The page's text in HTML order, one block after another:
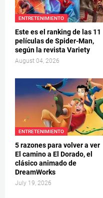
ENTRETENIMIENTO
Este es el ranking de las 11
películas de Spider-Man,
según la revista Variety
August 04, 2026
ENTRETENIMIENTO
5 razones para volver a ver
El camino a El Dorado, el
clásico animado de
DreamWorks
July 19, 2026